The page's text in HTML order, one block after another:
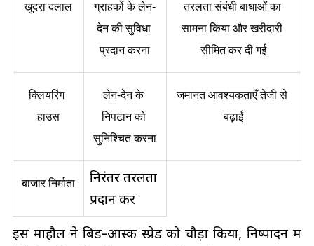
खुदरा दलाल
ग्राहकों के लेन-
देन की सुविधा
प्रदान करना
तरलता संबंधी बाधाओं का
सामना किया और खरीदारी
सीमित कर दी गई
क्लियरिंग
हाउस
लेन-देन के
निपटान को
सुनिश्चित करना
जमानत आवश्यकताएँ तेजी से
बढ़ाईं
बाजार निर्माता
निरंतर तरलता
प्रदान करें
इस माहौल ने बिड-आस्क स्प्रेड को चौड़ा किया, निष्पादन में